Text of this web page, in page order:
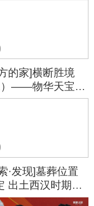
的家]横断胜境
）——物华天宝话
金沙江畔芒果香
·发现]墓葬位置
出土西汉时期半